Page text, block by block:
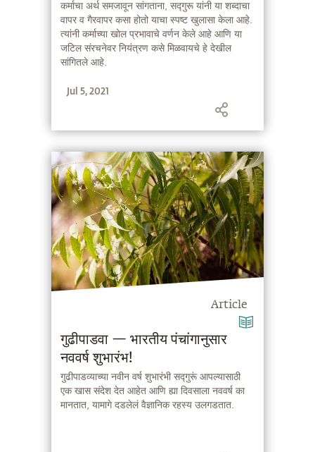
कर्माचा अर्थ समजावून सांगताना, सद्गुरू यांनी या शब्दाचा
वापर व गैरवापर कसा होतो याचा स्पष्ट खुलासा केला आहे.
त्यांनी कर्माच्या खोल प्रभावाचे वर्णन केले आहे आणि या
जटिल संरचनेवर नियंत्रण कसे मिळवायचे हे देखील
सांगितले आहे.
Jul 5, 2021
Article
गुढीपाडवा — भारतीय पंचांगानुसार
नववर्ष शुभारंभ!
गुढीपाडव्याच्या नवीन वर्ष शुभारंभी सद्गुरूं आपल्यासाठी
एक खास संदेश देत आहेत आणि ह्या दिवसाला नववर्ष का
मानतात, यामागे दडलेलं वैज्ञानिक रहस्य उलगडतात.